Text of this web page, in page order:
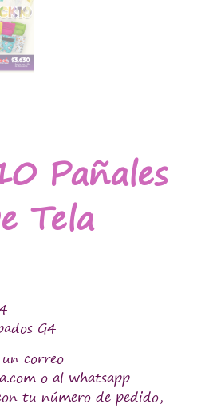
Pañales
Tela
G4
correo
o al whatsapp
tu número de pedido,